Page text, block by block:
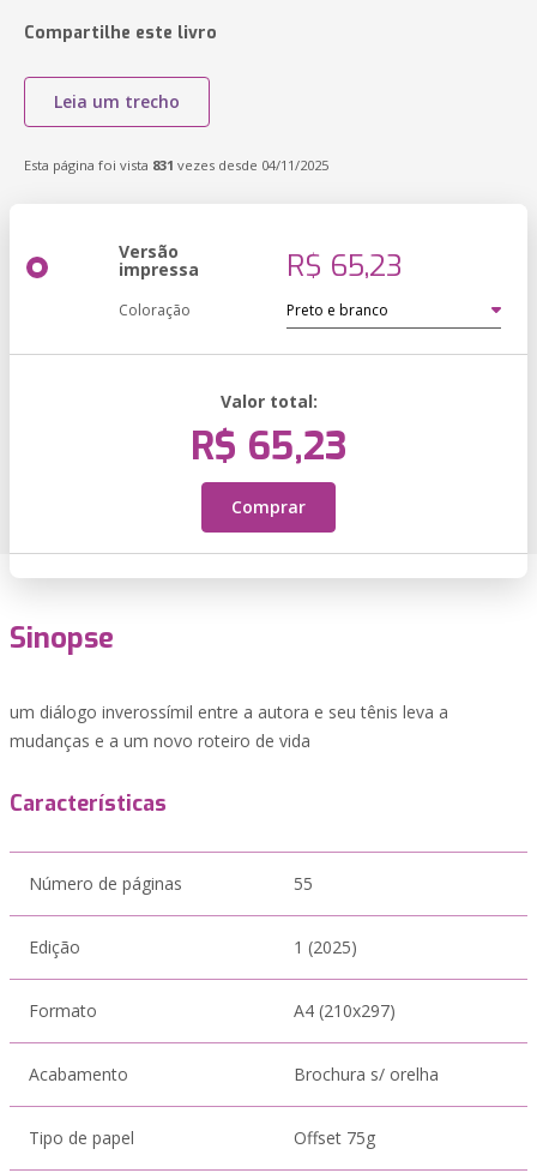
Compartilhe este livro
Leia um trecho
Esta página foi vista 831 vezes desde 04/11/2025
Versão
impressa R$ 65,23
Coloração
Valor total:
R$ 65,23
Comprar
Sinopse
um diálogo inverossímil entre a autora e seu tênis leva a
mudanças e a um novo roteiro de vida
Características
Número de páginas 55
Edição 1 (2025)
Formato A4 (210x297)
Acabamento Brochura s/ orelha
Tipo de papel Offset 75g